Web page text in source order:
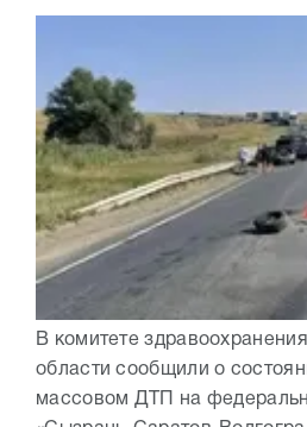
В комитете
области сообщили о
массовом ДТП на